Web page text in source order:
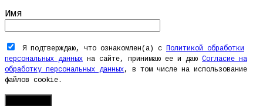
Имя
Я подтверждаю, что ознакомлен(а) с
Политикой обработки
персональных данных на сайте, принимаю ее и даю Согласие на
обработку персональных данных, в том числе на использование
файлов cookie.